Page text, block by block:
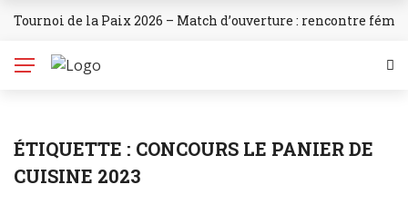
✕
SOCIETE
BREAKING NEWS
Tournoi de la Paix 2026 – Match d’ouverture : rencontre
ÉTIQUETTE : CONCOURS LE PANIER DE
CUISINE 2023